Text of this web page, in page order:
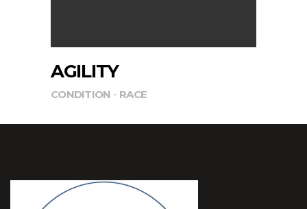
AGILITY
CONDITION RACE